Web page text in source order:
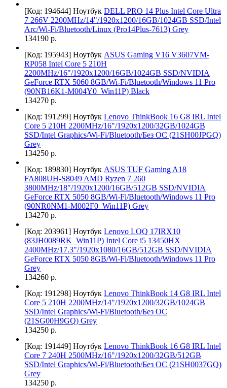
[Код: 194644] Ноутбук DELL PRO 14 Plus Intel Core Ultra
7 266V 2200MHz/14"/1920x1200/16GB/1024GB SSD/Intel
Arc/Wi-Fi/Bluetooth/Linux (Pro14Plus-7613) Grey
134190 р.
[Код: 195943] Ноутбук ASUS Gaming V16 V3607VM-
RP058 Intel Core 5 210H
2200MHz/16"/1920x1200/16GB/1024GB SSD/NVIDIA
GeForce RTX 5060 8GB/Wi-Fi/Bluetooth/Windows 11 Pro
(90NB16K1-M004Y0_Win11P) Black
134270 р.
[Код: 191299] Ноутбук Lenovo ThinkBook 16 G8 IRL Intel
Core 5 210H 2200MHz/16"/1920x1200/32GB/1024GB
SSD/Intel Graphics/Wi-Fi/Bluetooth/Без ОС (21SH00JPGQ)
Grey
134250 р.
[Код: 189830] Ноутбук ASUS TUF Gaming A18
FA808UH-S8049 AMD Ryzen 7 260
3800MHz/18"/1920x1200/16GB/512GB SSD/NVIDIA
GeForce RTX 5050 8GB/Wi-Fi/Bluetooth/Windows 11 Pro
(90NR0NM1-M002F0_Win11P) Grey
134270 р.
[Код: 203961] Ноутбук Lenovo LOQ 17IRX10
(83JH0089RK_Win11P) Intel Core i5 13450HX
2400MHz/17.3"/1920x1080/16GB/512GB SSD/NVIDIA
GeForce RTX 5050 8GB/Wi-Fi/Bluetooth/Windows 11 Pro
Grey
134260 р.
[Код: 191298] Ноутбук Lenovo ThinkBook 14 G8 IRL Intel
Core 5 210H 2200MHz/14"/1920x1200/32GB/1024GB
SSD/Intel Graphics/Wi-Fi/Bluetooth/Без ОС
(21SG00H9GQ) Grey
134250 р.
[Код: 191449] Ноутбук Lenovo ThinkBook 16 G8 IRL Intel
Core 7 240H 2500MHz/16"/1920x1200/32GB/512GB
SSD/Intel Graphics/Wi-Fi/Bluetooth/Без ОС (21SH0037GQ)
Grey
134250 р.